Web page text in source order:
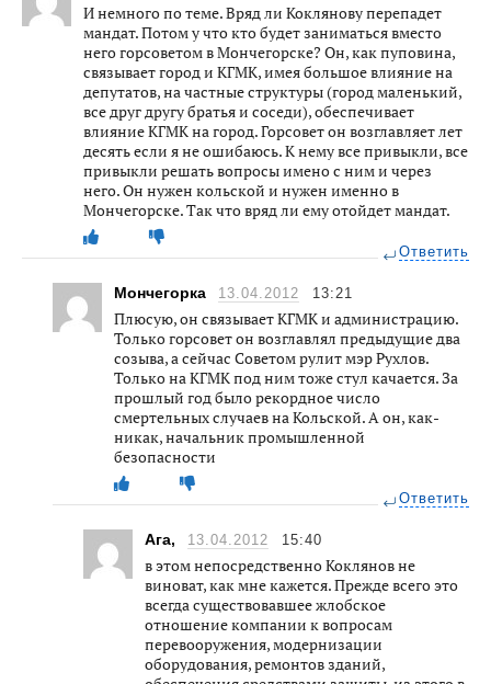
И немного по теме. Вряд ли Коклянову перепадет
мандат. Потом у что кто будет заниматься вместо
него горсоветом в Мончегорске? Он, как пуповина,
связывает город и КГМК, имея большое влияние на
депутатов, на частные структуры (город маленький,
все друг другу братья и соседи), обеспечивает
влияние КГМК на город. Горсовет он возглавляет лет
десять если я не ошибаюсь. К нему все привыкли, все
привыкли решать вопросы имено с ним и через
него. Он нужен кольской и нужен именно в
Мончегорске. Так что вряд ли ему отойдет мандат.
Ответить
Мончегорка 13.04.2012 13:21
Плюсую, он связывает КГМК и администрацию.
Только горсовет он возглавлял предыдущие два
созыва, а сейчас Советом рулит мэр Рухлов.
Только на КГМК под ним тоже стул качается. За
прошлый год было рекордное число
смертельных случаев на Кольской. А он, как-
никак, начальник промышленной
безопасности
Ответить
Ага, 13.04.2012 15:40
в этом непосредственно Коклянов не
виноват, как мне кажется. Прежде всего это
всегда существовавшее жлобское
отношение компании к вопросам
перевооружения, модернизации
оборудования, ремонтов зданий,